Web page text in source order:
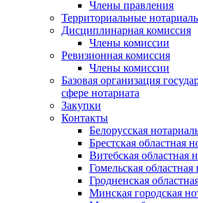
Члены правления
Территориальные
Дисциплинарная комиссия
Члены комиссии
Ревизионная комиссия
Члены комиссии
Базовая организация
сфере нотариата
Закупки
Контакты
Белорусская
Брестская областная
Витебская областная
Гомельская областная
Гродненская
Минская городская